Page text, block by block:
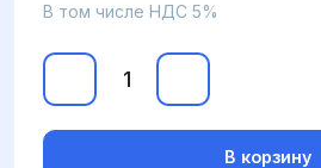
В том числе НДС 5%
В корзину